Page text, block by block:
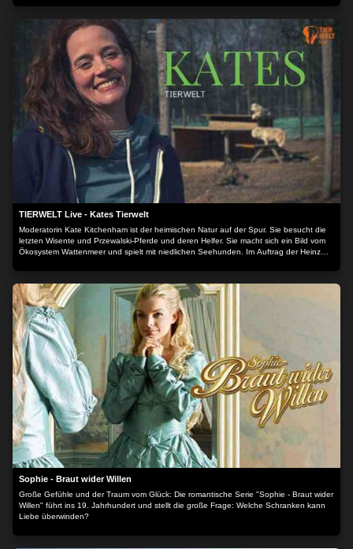
TIERWELT Live - Kates Tierwelt
Moderatorin Kate Kitchenham ist der heimischen Natur auf der Spur. Sie besucht die
letzten Wisente und Przewalski-Pferde und deren Helfer. Sie macht sich ein Bild vom
Ökosystem Wattenmeer und spielt mit niedlichen Seehunden. Im Auftrag der Heinz
Heimat - und derer, die sie schützen.
Sophie - Braut wider Willen
Große Gefühle und der Traum vom Glück: Die romantische Serie "Sophie - Braut wider
Willen" führt ins 19. Jahrhundert und stellt die große Frage: Welche Schranken kann
Liebe überwinden?